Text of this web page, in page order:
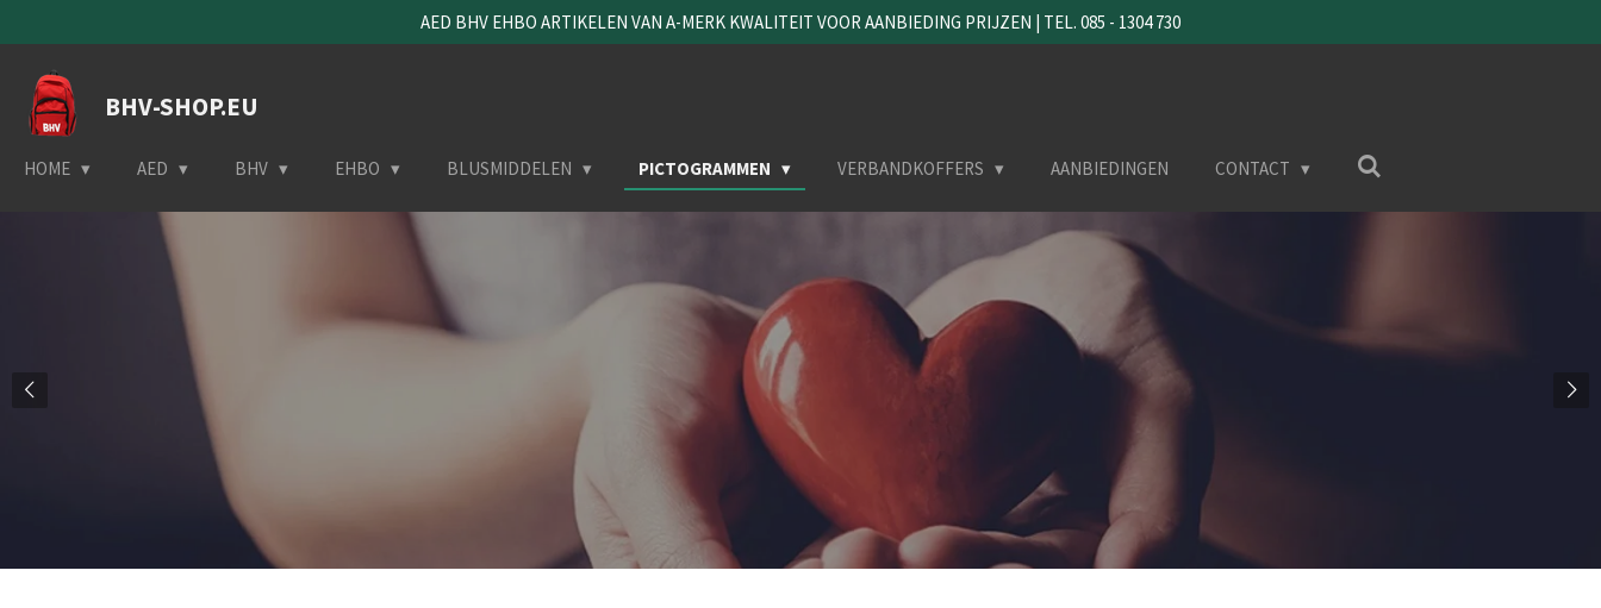
direct
naar
hoofdinhoud
AED BHV EHBO ARTIKELEN VAN A-MERK KWALITEIT VOOR AANBIEDING PRIJZEN | TEL. 085 - 1304 730
BHV-SHOP.EU
HOME AED BHV EHBO BLUSMIDDELEN PICTOGRAMMEN VERBANDKOFFERS AANBIEDINGEN CONTACT